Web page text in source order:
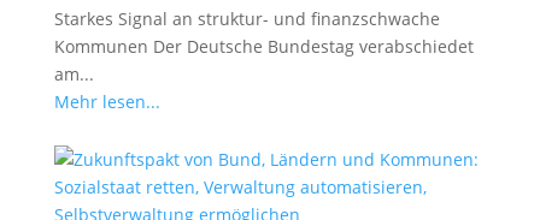
Starkes Signal an struktur- und finanzschwache
Kommunen Der Deutsche Bundestag verabschiedet
am...
Mehr lesen...